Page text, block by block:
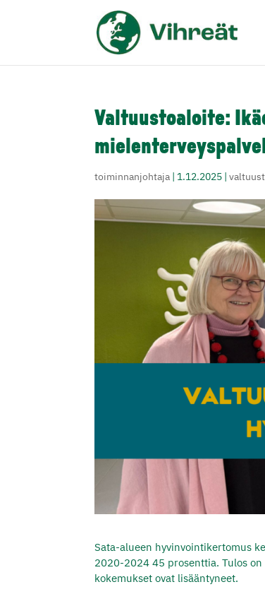
Valtuustoaloite:
toiminnanjohtaja | 1.12.2025 |
Sata-alueen hyvinvointikertomus
2020-2024 45 prosenttia. Tulos
kokemukset ovat lisääntyneet.